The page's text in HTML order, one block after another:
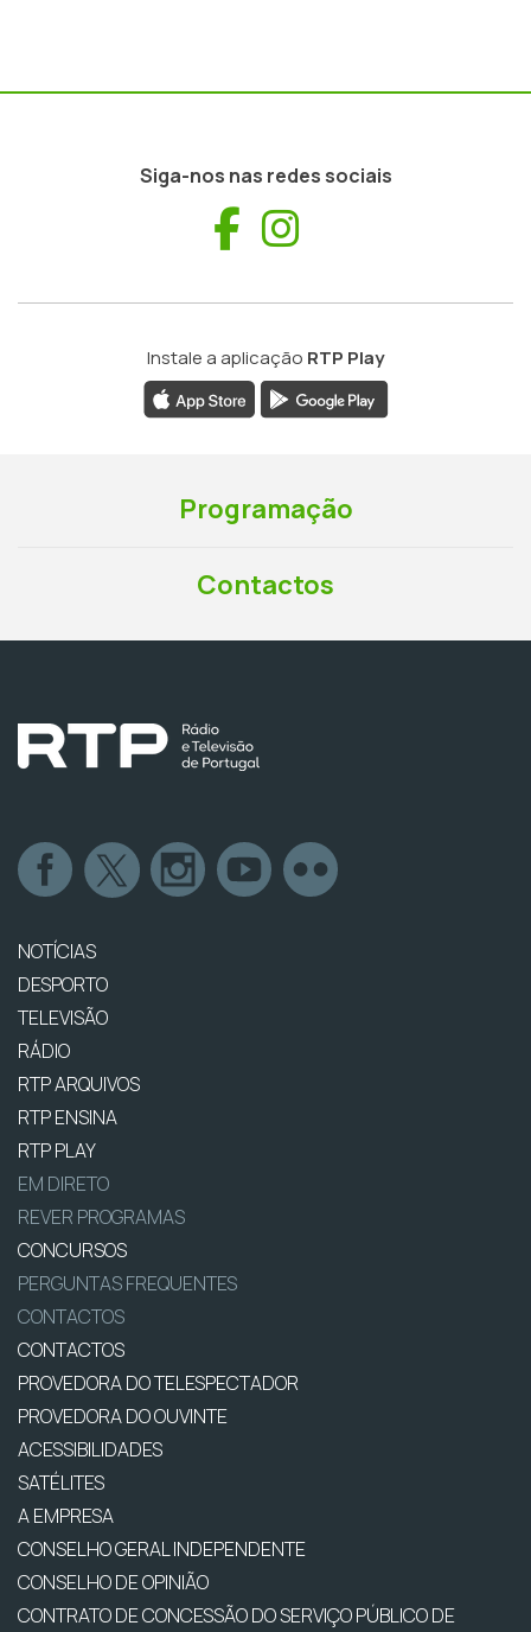
Siga-nos nas redes sociais
Facebook
Instale a aplicação RTP Play
Programação
Contactos
NOTÍCIAS
DESPORTO
TELEVISÃO
RÁDIO
RTP ARQUIVOS
RTP ENSINA
RTP PLAY
EM DIRETO
REVER PROGRAMAS
CONCURSOS
PERGUNTAS FREQUENTES
CONTACTOS
CONTACTOS
PROVEDORA DO TELESPECTADOR
PROVEDORA DO OUVINTE
ACESSIBILIDADES
SATÉLITES
A EMPRESA
CONSELHO GERAL INDEPENDENTE
CONSELHO DE OPINIÃO
CONTRATO DE CONCESSÃO DO SERVIÇO PÚBLICO DE